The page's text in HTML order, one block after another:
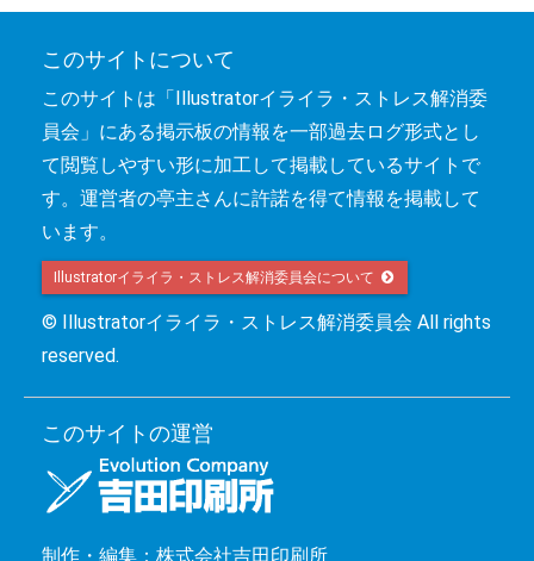
このサイトについて
このサイトは「Illustratorイライラ・ストレス解消委
員会」にある掲示板の情報を一部過去ログ形式とし
て閲覧しやすい形に加工して掲載しているサイトで
す。運営者の亭主さんに許諾を得て情報を掲載して
います。
Illustratorイライラ・ストレス解消委員会について
© Illustratorイライラ・ストレス解消委員会 All rights
reserved.
このサイトの運営
制作・編集：株式会社吉田印刷所